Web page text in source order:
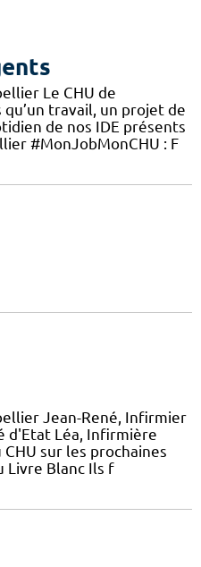
Le CHU de
travail, un projet de
de nos IDE présents
#MonJobMonCHU : F
Jean-René, Infirmier
d'Etat Léa, Infirmière
sur les prochaines
Livre Blanc Ils f